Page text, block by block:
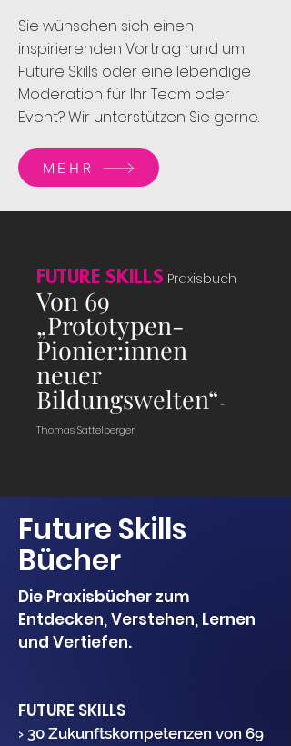
Sie wünschen sich einen
inspirierenden Vortrag rund um
Future Skills oder eine lebendige
Moderation für Ihr Team oder
Event? Wir unterstützen Sie gerne.
MEHR
FUTURE SKILLS Praxisbuch
Von 69
„Prototypen-
Pionier:innen
neuer
Bildungswelten“ -
Thomas Sattelberger
Future Skills
Bücher
Die Praxisbücher zum
Entdecken, Verstehen, Lernen
und Vertiefen.
FUTURE SKILLS
› 30 Zukunftskompetenzen von 69